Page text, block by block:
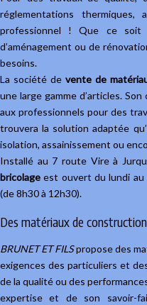
réglementations thermiques,
professionnel ! Que ce soit
d’aménagement ou de
besoins.
La société de vente de
une large gamme d’articles.
aux professionnels pour des
trouvera la solution adaptée
isolation, assainissement ou
Installé au 7 route Vire à
bricolage est ouvert du lundi au
(de 8h30 à 12h30).
Des matériaux de
BRUNET ET FILSpropose des
exigences des particuliers et
de la qualité ou des
expertise et de son savoir-